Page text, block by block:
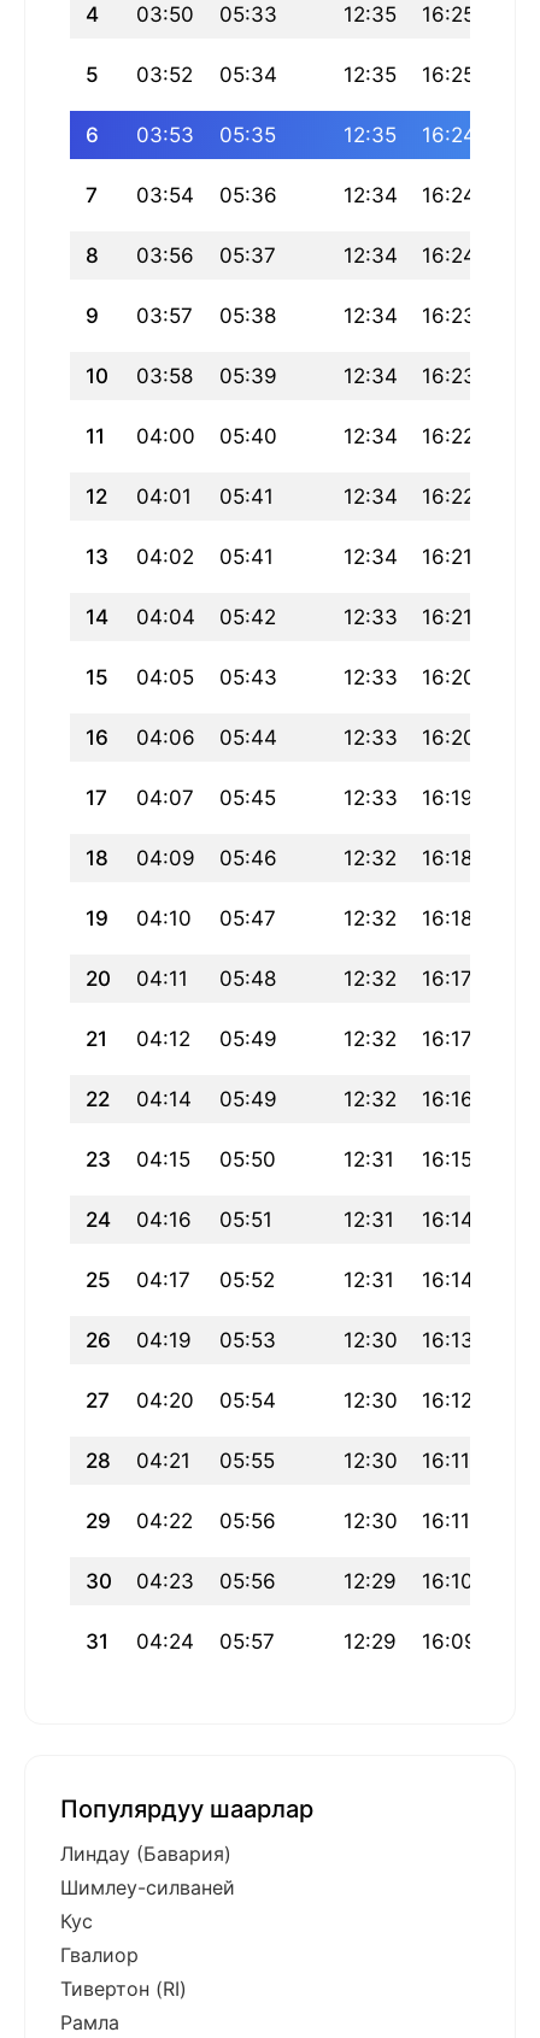
4 03:50 05:33 12:35 16:25
5 03:52 05:34 12:35 16:25
6 03:53 05:35 12:35 16:24
7 03:54 05:36 12:34 16:24
8 03:56 05:37 12:34 16:24
9 03:57 05:38 12:34 16:23
10 03:58 05:39 12:34 16:23
11 04:00 05:40 12:34 16:22
12 04:01 05:41 12:34 16:22
13 04:02 05:41 12:34 16:21
14 04:04 05:42 12:33 16:21
15 04:05 05:43 12:33 16:20
16 04:06 05:44 12:33 16:20
17 04:07 05:45 12:33 16:19
18 04:09 05:46 12:32 16:18
19 04:10 05:47 12:32 16:18
20 04:11 05:48 12:32 16:17
21 04:12 05:49 12:32 16:17
22 04:14 05:49 12:32 16:16
23 04:15 05:50 12:31 16:15
24 04:16 05:51 12:31 16:14
25 04:17 05:52 12:31 16:14
26 04:19 05:53 12:30 16:13
27 04:20 05:54 12:30 16:12
28 04:21 05:55 12:30 16:11
29 04:22 05:56 12:30 16:11
30 04:23 05:56 12:29 16:10
31 04:24 05:57 12:29 16:09
Популярдуу шаарлар
Линдау (Бавария)
Шимлеу-силваней
Кус
Гвалиор
Тивертон (RI)
Рамла